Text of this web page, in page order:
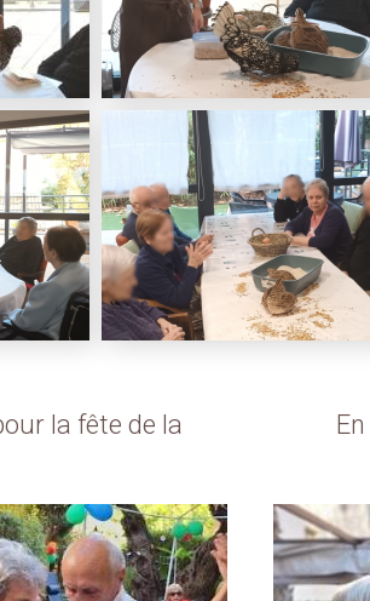
la fête de la